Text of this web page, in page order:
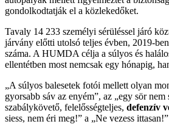
gondolkodtatják el a közlekedőket.
Tavaly 14 233 személyi sérüléssel járó
járvány előtti utolsó teljes évben, 2019-
száma. A HUMDA célja a súlyos és
ellentétben most nemcsak egy hónapig,
„A súlyos balesetek fotói mellett olyan
gyorsabb sáv az enyém”, az „egy sör
szabálykövető, felelősségteljes, defenzív
siess, nem éri meg!” a „Ne vezess